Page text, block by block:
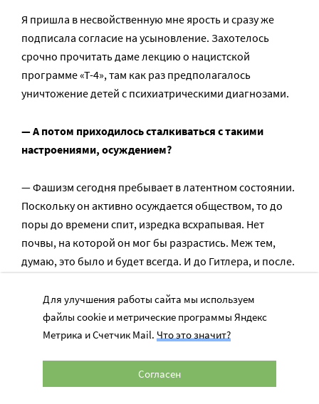
Я пришла в несвойственную мне ярость и сразу же
подписала согласие на усыновление. Захотелось
срочно прочитать даме лекцию о нацистской
программе «Т-4», там как раз предполагалось
уничтожение детей с психиатрическими диагнозами.
— А потом приходилось сталкиваться с такими
настроениями, осуждением?
— Фашизм сегодня пребывает в латентном состоянии.
Поскольку он активно осуждается обществом, то до
поры до времени спит, изредка всхрапывая. Нет
почвы, на которой он мог бы разрастись. Меж тем,
думаю, это было и будет всегда. И до Гитлера, и после.
усыновителям. «Укажите цвет глаз, волос и возраст». У
меня в книге есть похожая таблица, только она была
создана для отбора в СС.
Мне все равно, кто эти дети — папуасы, французы,
эскимосы… Я же пришла не капусту на рынке
Для улучшения работы сайта мы используем
файлы cookie и метрические программы Яндекс
Метрика и Счетчик Mail. Что это значит?
Согласен